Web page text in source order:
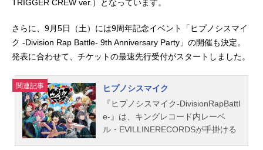
TRIGGER CREW ver.）となっています。
さらに、9月5日（土）には9周年記念イベント「ヒプノシスマイ
ク -Division Rap Battle- 9th Anniversary Party」の開催も決定。
発表に合わせて、チケットの最速先行受付がスタートしました。
関連記事
ヒプノシスマイク
『ヒプノシスマイク-DivisionRapBattl
e-』は、キングレコード内レーベ
ル・EVILLINERECORDSが手掛ける